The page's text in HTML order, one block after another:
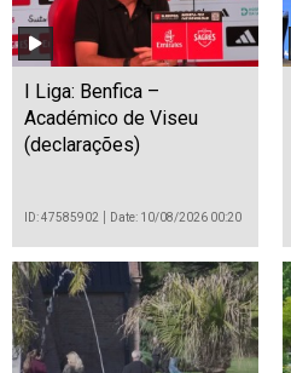
I Liga: Benfica –
Académico de Viseu
(declarações)
ID: 47585902 Date: 10/08/2026 00:20